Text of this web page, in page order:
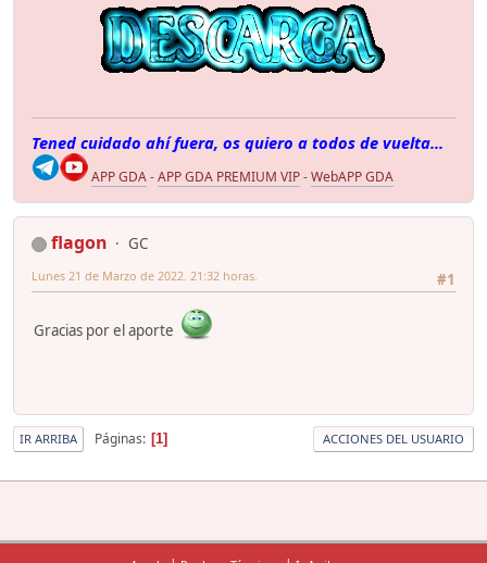
Tened cuidado ahí fuera, os quiero a todos de vuelta...
APP GDA-APP GDA PREMIUM VIP-WebAPP GDA
flagon
GC
#1
Lunes 21 de Marzo de 2022. 21:32 horas.
Gracias por el aporte
IR ARRIBA Páginas 1 ACCIONES DEL USUARIO